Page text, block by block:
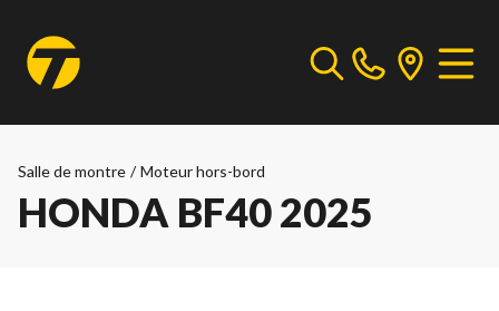
Salle de montre / Moteur hors-bord
HONDA BF40 2025